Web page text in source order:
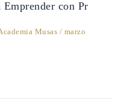
con Pr
Musas / marzo